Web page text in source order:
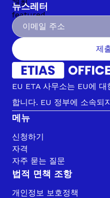
뉴스레터
제
EU ETA 사무소는 EU에
합니다. EU 정부에 소속되
메뉴
신청하기
자격
자주 묻는 질문
법적 면책 조항
개인정보 보호정책